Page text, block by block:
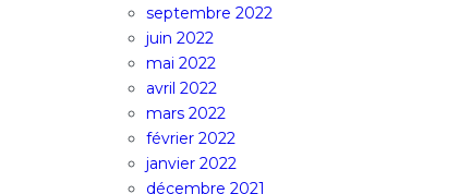
septembre 2022
juin 2022
mai 2022
avril 2022
mars 2022
février 2022
janvier 2022
décembre 2021